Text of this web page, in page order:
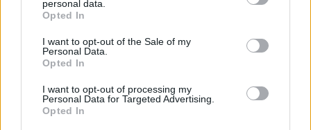
personal data.
Opted In
I want to opt-out of the Sale of my
Personal Data.
Opted In
I want to opt-out of processing my
Personal Data for Targeted Advertising.
Opted In
Σαμοθράκη: Αγωνιώδης επιχείρηση διάσωσης
Γριά Βάθρα
06 Αυγούστου 2026